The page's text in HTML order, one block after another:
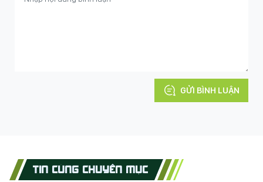
GỬI BÌNH LUẬN
TIN CÙNG CHUYÊN MỤC